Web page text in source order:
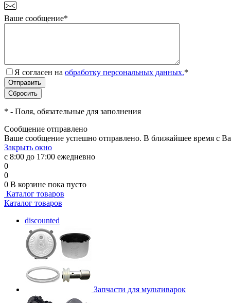
Ваше сообщение*
Я согласен на обработку персональных данных.*
* - Поля, обязательные для заполнения
Сообщение отправлено
Ваше сообщение успешно отправлено. В ближайшее время с
Закрыть окно
с 8:00 до 17:00 ежедневно
0
0
0 В корзине пока пусто
Каталог товаров
Каталог товаров
discounted
Запчасти для мультиварок